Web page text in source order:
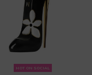
HOT ON SOCIAL